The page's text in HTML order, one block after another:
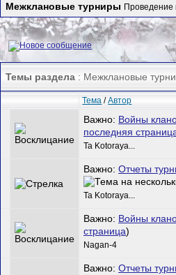
Межклановые турниры Проведение
Темы раздела : Межклановые
Тема /Автор
Важно: Войны
последняя
Ta Kotoraya...
Важно: Отчеты
Ta Kotoraya...
Важно: Войны
страница)
Nagan-4
Важно: Отчеты